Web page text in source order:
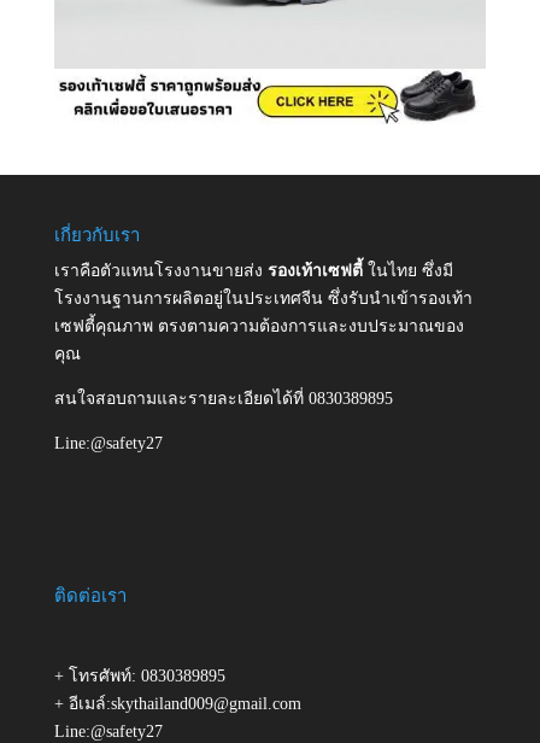
เกี่ยวกับเรา
เราคือตัวแทนโรงงานขายส่ง รองเท้าเซฟตี้ ในไทย ซึ่งมี
โรงงานฐานการผลิตอยู่ในประเทศจีน ซึ่งรับนำเข้ารองเท้า
เซฟตี้คุณภาพ ตรงตามความต้องการและงบประมาณของ
คุณ
สนใจสอบถามและรายละเอียดได้ที่ 0830389895
Line:@safety27
ติดต่อเรา
+ โทรศัพท์: 0830389895
+ อีเมล์:skythailand009@gmail.com
Line:@safety27